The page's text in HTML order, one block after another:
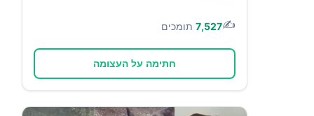
✍️
7,527 תומכים
חתימה על העצומה